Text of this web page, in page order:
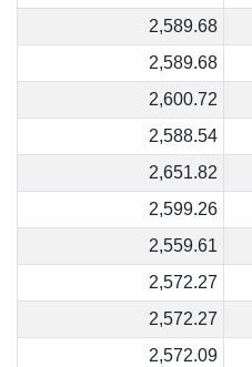
2,589.68
2,589.68
2,600.72
2,588.54
2,651.82
2,599.26
2,559.61
2,572.27
2,572.27
2,572.09